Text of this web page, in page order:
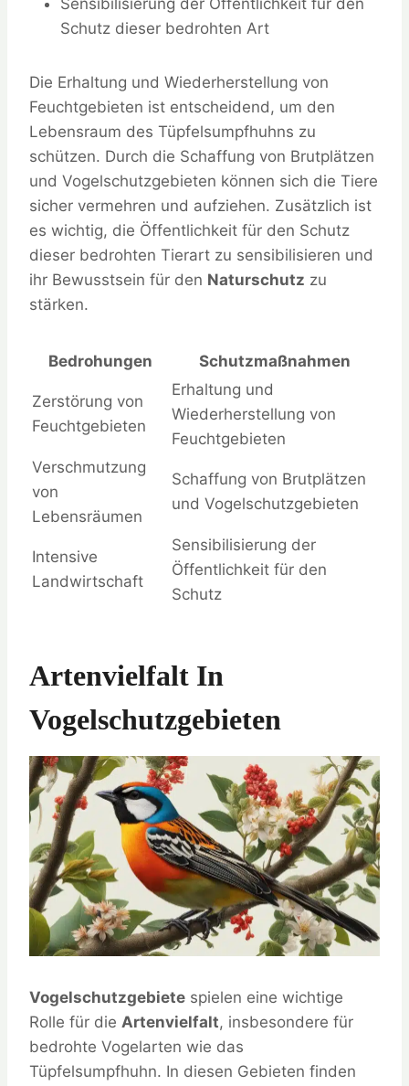
Schutz dieser bedrohten Art
Die Erhaltung und Wiederherstellung von
Feuchtgebieten ist entscheidend, um den
Lebensraum des Tüpfelsumpfhuhns zu
schützen. Durch die Schaffung von Brutplätzen
und Vogelschutzgebieten können sich die Tiere
sicher vermehren und aufziehen. Zusätzlich ist
es wichtig, die Öffentlichkeit für den Schutz
dieser bedrohten Tierart zu sensibilisieren und
ihr Bewusstsein für den Naturschutz zu
stärken.
Bedrohungen Schutzmaßnahmen
Zerstörung von
Feuchtgebieten
Erhaltung und
Wiederherstellung von
Feuchtgebieten
Verschmutzung
von
Lebensräumen
Schaffung von Brutplätzen
und Vogelschutzgebieten
Intensive
Landwirtschaft
Sensibilisierung der
Öffentlichkeit für den
Schutz
Artenvielfalt In
Vogelschutzgebieten
Vogelschutzgebiete spielen eine wichtige
Rolle für die Artenvielfalt, insbesondere für
bedrohte Vogelarten wie das
Tüpfelsumpfhuhn. In diesen Gebieten finden